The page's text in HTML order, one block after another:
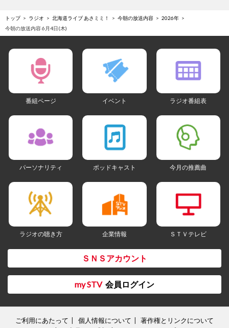
トップ ラジオ 北海道ライブ あさミミ！ 今朝の放送内容
2026年
今朝の放送内容 6月4日(木)
番組ページ イベント ラジオ番組表
パーソナリティ ポッドキャスト 今月の推薦曲
ラジオの聴き方 企業情報 ＳＴＶテレビ
ＳＮＳアカウント
my STV 会員ログイン
ご利用にあたって 個人情報について
著作権とリンクについて